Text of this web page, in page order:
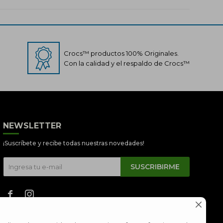

Crocs™ productos 100% Originales.
Con la calidad y el respaldo de Crocs™
NEWSLETTER
¡Suscríbete y recibe todas nuestras novedades!
SUSCRIBIRME
 